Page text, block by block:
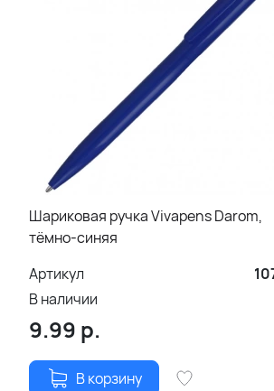
Шариковая ручка Vivapens Darom,
тёмно-синяя
Артикул
В наличии
9.99 р.
В корзину